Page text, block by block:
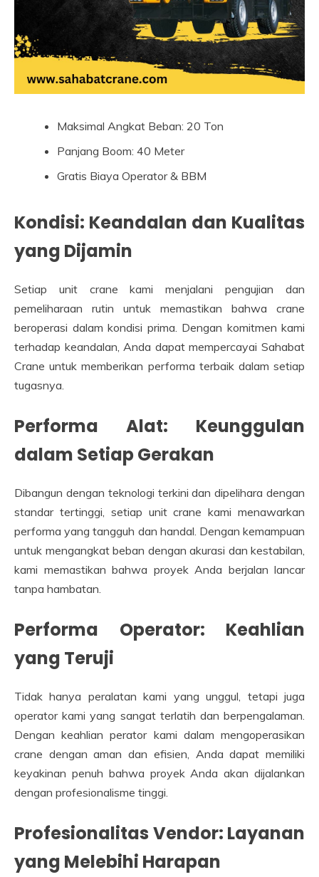
Maksimal Angkat Beban: 20 Ton
Panjang Boom: 40 Meter
Gratis Biaya Operator & BBM
Kondisi: Keandalan dan Kualitas
yang Dijamin
Setiap unit crane kami menjalani pengujian dan
pemeliharaan rutin untuk memastikan bahwa crane
beroperasi dalam kondisi prima. Dengan komitmen kami
terhadap keandalan, Anda dapat mempercayai Sahabat
Crane untuk memberikan performa terbaik dalam setiap
tugasnya.
Performa Alat: Keunggulan
dalam Setiap Gerakan
Dibangun dengan teknologi terkini dan dipelihara dengan
standar tertinggi, setiap unit crane kami menawarkan
performa yang tangguh dan handal. Dengan kemampuan
untuk mengangkat beban dengan akurasi dan kestabilan,
kami memastikan bahwa proyek Anda berjalan lancar
tanpa hambatan.
Performa Operator: Keahlian
yang Teruji
Tidak hanya peralatan kami yang unggul, tetapi juga
operator kami yang sangat terlatih dan berpengalaman.
Dengan keahlian perator kami dalam mengoperasikan
crane dengan aman dan efisien, Anda dapat memiliki
keyakinan penuh bahwa proyek Anda akan dijalankan
dengan profesionalisme tinggi.
Profesionalitas Vendor: Layanan
yang Melebihi Harapan